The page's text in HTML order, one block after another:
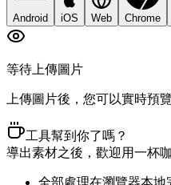
Android iOS Web Chrome
等待上傳圖片
上傳圖片後，您可以實時預
工具幫到你了嗎？
導出素材之後，歡迎用一杯
全部處理在瀏覽器本地